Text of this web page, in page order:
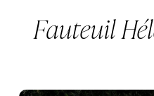
Fauteuil